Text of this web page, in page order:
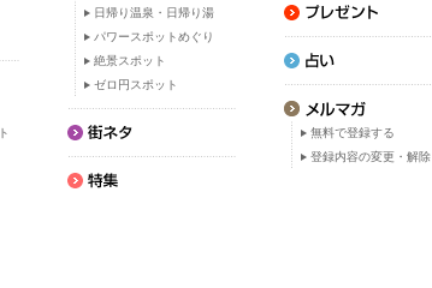
日帰り温泉・日帰り湯
パワースポットめぐり
絶景スポット
ゼロ円スポット
無料で登録する
登録内容の変更・解除